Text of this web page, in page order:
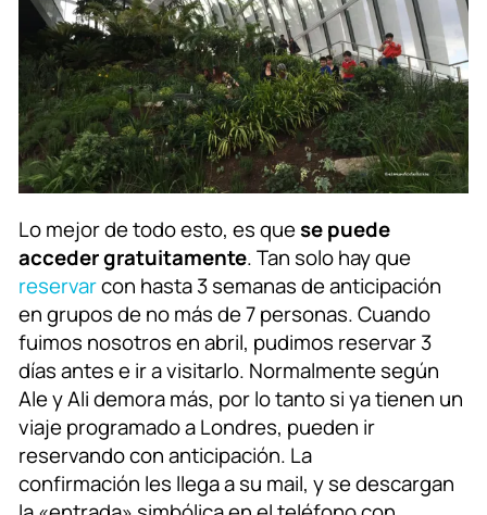
Lo mejor de todo esto, es quese puede
acceder gratuitamente. Tan solo hay que
reservarcon hasta 3 semanas de anticipación
en grupos de no más de 7 personas. Cuando
fuimos nosotros en abril, pudimos reservar 3
días antes e ir a visitarlo. Normalmente según
Ale y Ali demora más, por lo tanto si ya tienen un
viaje programado a Londres, pueden ir
reservando con anticipación. La
confirmación les llega a su mail, y se descargan